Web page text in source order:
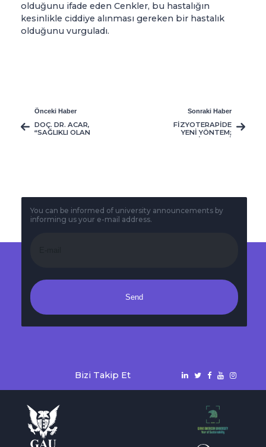
olduğunu ifade eden Cenkler, bu hastalığın
kesinlikle ciddiye alınması gereken bir hastalık
olduğunu vurguladı.
Önceki Haber
DOÇ. DR. ACAR,
“SAĞLIKLI OLAN
Sonraki Haber
FİZYOTERAPİDE
YENİ YÖNTEM;
You can be informed of university announcements by
informing us your e-mail address.
Send
Bizi Takip Et